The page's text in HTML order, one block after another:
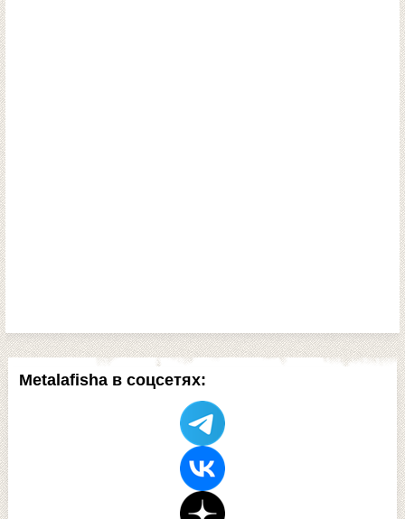
Metalafisha в соцсетях: